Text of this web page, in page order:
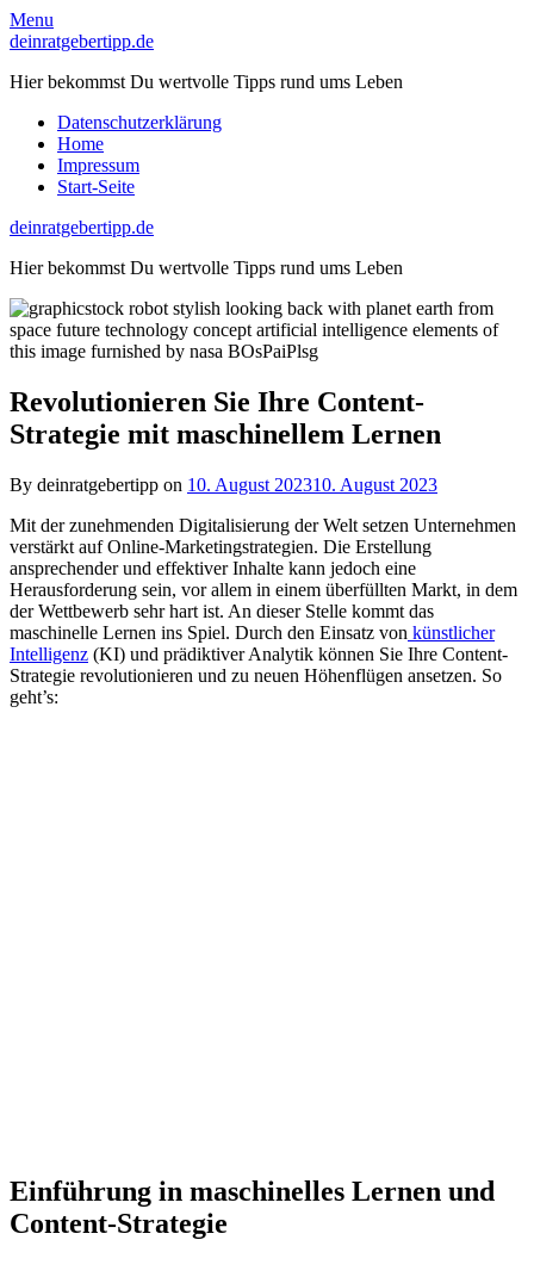
Skip
to
Menu
deinratgebertipp.de
Hier bekommst Du wertvolle Tipps rund ums Leben
Datenschutzerklärung
Home
Impressum
Start-Seite
deinratgebertipp.de
Hier bekommst Du wertvolle Tipps rund ums Leben
Revolutionieren Sie Ihre Content-
Strategie mit maschinellem Lernen
By deinratgebertipp on 10. August 202310. August 2023
Mit der zunehmenden Digitalisierung der Welt setzen Unternehmen
verstärkt auf Online-Marketingstrategien. Die Erstellung
ansprechender und effektiver Inhalte kann jedoch eine
Herausforderung sein, vor allem in einem überfüllten Markt, in dem
der Wettbewerb sehr hart ist. An dieser Stelle kommt das
maschinelle Lernen ins Spiel. Durch den Einsatz von künstlicher
Intelligenz (KI) und prädiktiver Analytik können Sie Ihre Content-
Strategie revolutionieren und zu neuen Höhenflügen ansetzen. So
geht’s:
Einführung in maschinelles Lernen und
Content-Strategie